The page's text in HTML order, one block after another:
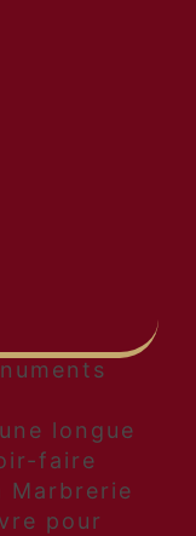
longue
faire
Marbrerie
pour